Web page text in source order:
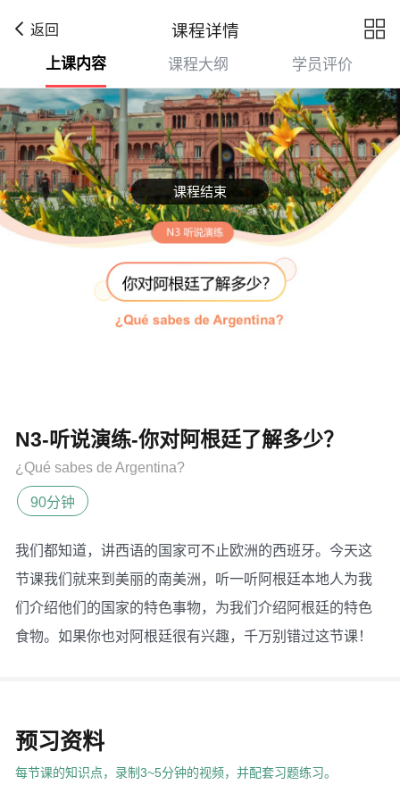
返回 课程详情 
课程结束
上课内容 课程大纲 学员评价
N3-听说演练-你对阿根廷了解多少？
¿Qué sabes de Argentina?
90分钟
我们都知道，讲西语的国家可不止欧洲的西班牙。今天这
节课我们就来到美丽的南美洲，听一听阿根廷本地人为我
们介绍他们的国家的特色事物，为我们介绍阿根廷的特色
食物。如果你也对阿根廷很有兴趣，千万别错过这节课！
预习资料
每节课的知识点，录制3~5分钟的视频，并配套习题练习。